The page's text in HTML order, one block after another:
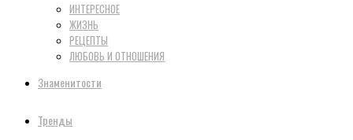
ИНТЕРЕСНОЕ
ЖИЗНЬ
РЕЦЕПТЫ
ЛЮБОВЬ И ОТНОШЕНИЯ
Знаменитости
Тренды